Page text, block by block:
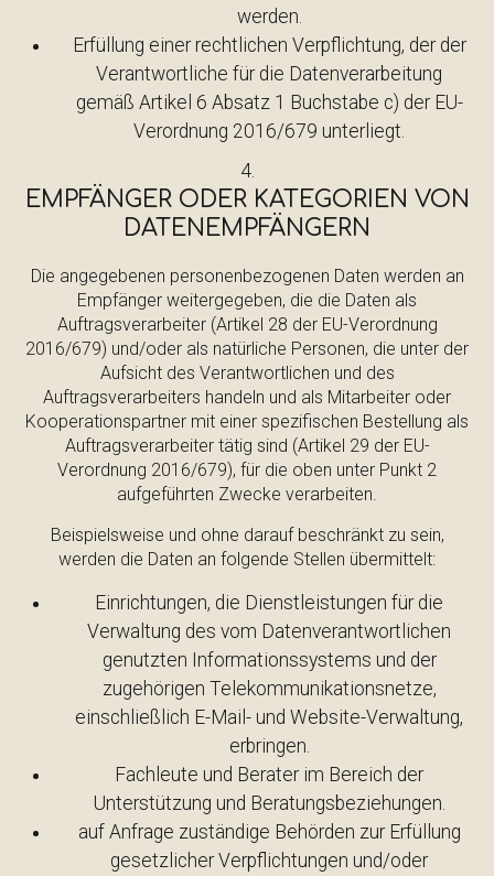
werden.
Erfüllung einer rechtlichen Verpflichtung, der der
Verantwortliche für die Datenverarbeitung
gemäß Artikel 6 Absatz 1 Buchstabe c) der EU-
Verordnung 2016/679 unterliegt.
EMPFÄNGER ODER KATEGORIEN VON
DATENEMPFÄNGERN
Die angegebenen personenbezogenen Daten werden an
Empfänger weitergegeben, die die Daten als
Auftragsverarbeiter (Artikel 28 der EU-Verordnung
2016/679) und/oder als natürliche Personen, die unter der
Aufsicht des Verantwortlichen und des
Auftragsverarbeiters handeln und als Mitarbeiter oder
Kooperationspartner mit einer spezifischen Bestellung als
Auftragsverarbeiter tätig sind (Artikel 29 der EU-
Verordnung 2016/679), für die oben unter Punkt 2
aufgeführten Zwecke verarbeiten.
Beispielsweise und ohne darauf beschränkt zu sein,
werden die Daten an folgende Stellen übermittelt:
Einrichtungen, die Dienstleistungen für die
Verwaltung des vom Datenverantwortlichen
genutzten Informationssystems und der
zugehörigen Telekommunikationsnetze,
einschließlich E-Mail- und Website-Verwaltung,
erbringen.
Fachleute und Berater im Bereich der
Unterstützung und Beratungsbeziehungen.
auf Anfrage zuständige Behörden zur Erfüllung
gesetzlicher Verpflichtungen und/oder